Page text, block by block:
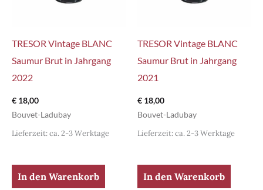
TRESOR Vintage BLANC
Saumur Brut in Jahrgang
2022
€ 18,00
Bouvet-Ladubay
Lieferzeit: ca. 2-3 Werktage
In den Warenkorb
TRESOR Vintage BLANC
Saumur Brut in Jahrgang
2021
€ 18,00
Bouvet-Ladubay
Lieferzeit: ca. 2-3 Werktage
In den Warenkorb